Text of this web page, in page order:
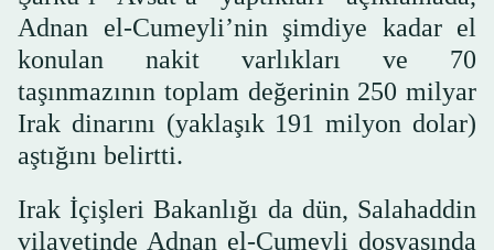
Adnan el-Cumeyli’nin şimdiye kadar el
konulan nakit varlıkları ve 70
taşınmazının toplam değerinin 250 milyar
Irak dinarını (yaklaşık 191 milyon dolar)
aştığını belirtti.
Irak İçişleri Bakanlığı da dün, Salahaddin
vilayetinde Adnan el-Cumeyli dosyasında